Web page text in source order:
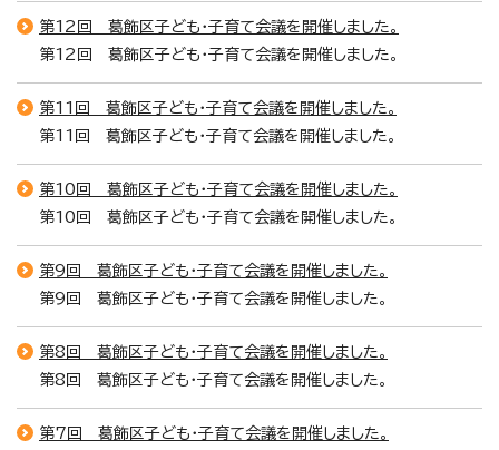
第12回 葛飾区子ども・子育て会議を開催しました。
第12回 葛飾区子ども・子育て会議を開催しました。
第11回 葛飾区子ども・子育て会議を開催しました。
第11回 葛飾区子ども・子育て会議を開催しました。
第10回 葛飾区子ども・子育て会議を開催しました。
第10回 葛飾区子ども・子育て会議を開催しました。
第9回 葛飾区子ども・子育て会議を開催しました。
第9回 葛飾区子ども・子育て会議を開催しました。
第8回 葛飾区子ども・子育て会議を開催しました。
第8回 葛飾区子ども・子育て会議を開催しました。
第7回 葛飾区子ども・子育て会議を開催しました。